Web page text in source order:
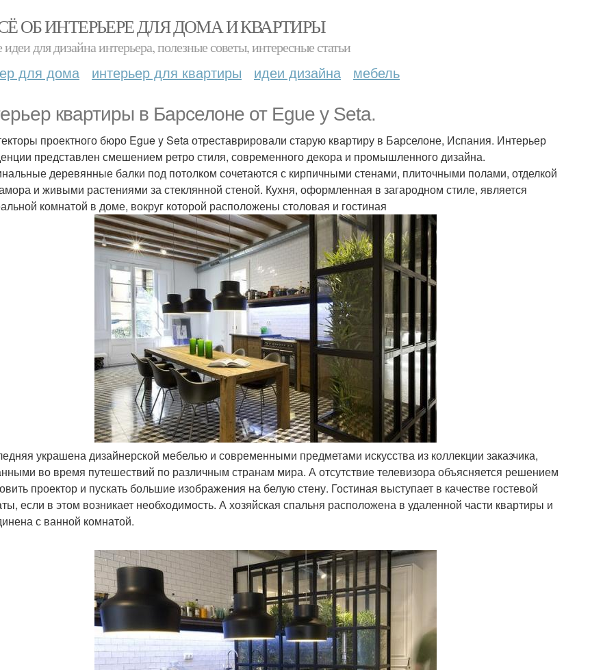
ОБ ИНТЕРЬЕРЕ ДЛЯ ДОМА И КВАРТИРЫ
для дизайна интерьера, полезные советы, интересные статьи
для дома интерьер для квартиры идеи дизайна мебель
квартиры в Барселоне от Egue y Seta.
проектного бюро Egue y Seta отреставрировали старую квартиру в Барселоне, Испания. Интерьер
представлен смешением ретро стиля, современного декора и промышленного дизайна.
деревянные балки под потолком сочетаются с кирпичными стенами, плиточными полами, отделкой
и живыми растениями за стеклянной стеной. Кухня, оформленная в загародном стиле, является
комнатой в доме, вокруг которой расположены столовая и гостиная
украшена дизайнерской мебелью и современными предметами искусства из коллекции заказчика,
во время путешествий по различным странам мира. А отсутствие телевизора объясняется решением
проектор и пускать большие изображения на белую стену. Гостиная выступает в качестве гостевой
если в этом возникает необходимость. А хозяйская спальня расположена в удаленной части квартиры и
с ванной комнатой.